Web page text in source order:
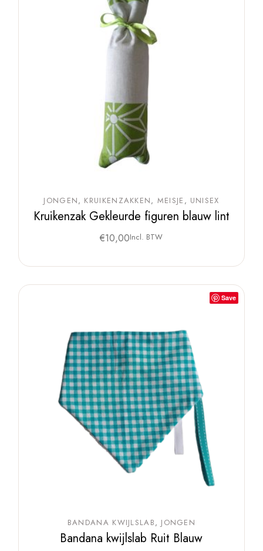
JONGEN KRUIKENZAKKEN MEISJE UNISEX
Kruikenzak Gekleurde figuren blauw lint
€10,00Incl. BTW
Save
BANDANA KWIJLSLAB JONGEN
Bandana kwijlslab Ruit Blauw